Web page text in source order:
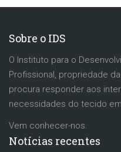
Sobre o IDS
O Instituto para o
Profissional, propriedade
procura responder aos
necessidades do tecido
Vem conhecer-nos.
Notícias recentes